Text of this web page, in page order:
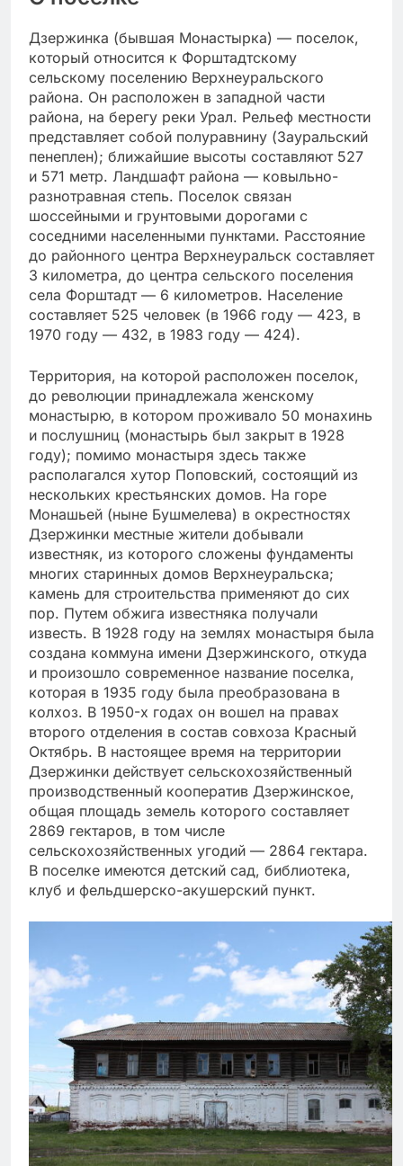
Дзержинка (бывшая Монастырка) — поселок,
который относится к Форштадтскому
сельскому поселению Верхнеуральского
района. Он расположен в западной части
района, на берегу реки Урал. Рельеф местности
представляет собой полуравнину (Зауральский
пенеплен); ближайшие высоты составляют 527
и 571 метр. Ландшафт района — ковыльно-
разнотравная степь. Поселок связан
шоссейными и грунтовыми дорогами с
соседними населенными пунктами. Расстояние
до районного центра Верхнеуральск составляет
3 километра, до центра сельского поселения
села Форштадт — 6 километров. Население
составляет 525 человек (в 1966 году — 423, в
1970 году — 432, в 1983 году — 424).
Территория, на которой расположен поселок,
до революции принадлежала женскому
монастырю, в котором проживало 50 монахинь
и послушниц (монастырь был закрыт в 1928
году); помимо монастыря здесь также
располагался хутор Поповский, состоящий из
нескольких крестьянских домов. На горе
Монашьей (ныне Бушмелева) в окрестностях
Дзержинки местные жители добывали
известняк, из которого сложены фундаменты
многих старинных домов Верхнеуральска;
камень для строительства применяют до сих
пор. Путем обжига известняка получали
известь. В 1928 году на землях монастыря была
создана коммуна имени Дзержинского, откуда
и произошло современное название поселка,
которая в 1935 году была преобразована в
колхоз. В 1950-х годах он вошел на правах
второго отделения в состав совхоза Красный
Октябрь. В настоящее время на территории
Дзержинки действует сельскохозяйственный
производственный кооператив Дзержинское,
общая площадь земель которого составляет
2869 гектаров, в том числе
сельскохозяйственных угодий — 2864 гектара.
В поселке имеются детский сад, библиотека,
клуб и фельдшерско-акушерский пункт.